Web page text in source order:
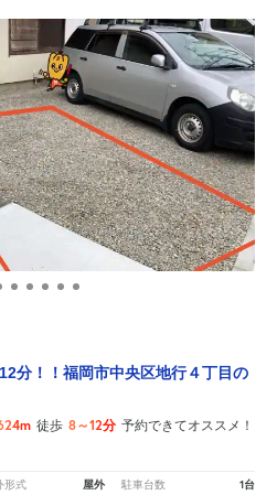
分！！福岡市中央区地行４丁目の
徒歩 8～12分 予約できてオススメ！
形式 屋外 駐車台数 1台